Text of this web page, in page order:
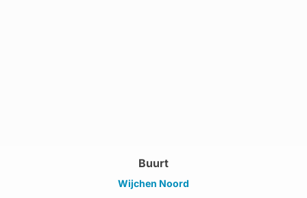
Buurt
Wijchen Noord